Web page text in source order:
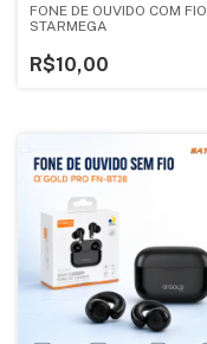
FONE DE OUVIDO COM FIO
STARMEGA
R$10,00